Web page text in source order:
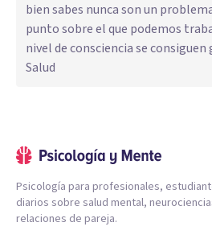
bien sabes nunca son un
punto sobre el que podemos
nivel de consciencia se consiguen
Salud
Psicología para profesionales,
diarios sobre salud mental,
relaciones de pareja.